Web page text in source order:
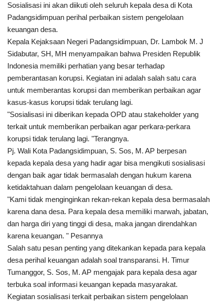
Language
English INDONESIA
Sosialisasi ini akan diikuti oleh seluruh kepala desa di Kota
Padangsidimpuan perihal perbaikan sistem pengelolaan
keuangan desa.
Kepala Kejaksaan Negeri Padangsidimpuan, Dr. Lambok M. J
Sidabutar, SH, MH menyampaikan bahwa Presiden Republik
Indonesia memiliki perhatian yang besar terhadap
pemberantasan korupsi. Kegiatan ini adalah salah satu cara
untuk memberantas korupsi dan memberikan perbaikan agar
kasus-kasus korupsi tidak terulang lagi.
"Sosialisasi ini diberikan kepada OPD atau stakeholder yang
terkait untuk memberikan perbaikan agar perkara-perkara
korupsi tidak terulang lagi. "Terangnya.
Pj. Wali Kota Padangsidimpuan, S. Sos, M. AP berpesan
kepada kepala desa yang hadir agar bisa mengikuti sosialisasi
dengan baik agar tidak bermasalah dengan hukum karena
ketidaktahuan dalam pengelolaan keuangan di desa.
"Kami tidak menginginkan rekan-rekan kepala desa bermasalah
karena dana desa. Para kepala desa memiliki marwah, jabatan,
dan harga diri yang tinggi di desa, maka jangan direndahkan
karena keuangan. " Pesannya
Salah satu pesan penting yang ditekankan kepada para kepala
desa perihal keuangan adalah soal transparansi. H. Timur
Tumanggor, S. Sos, M. AP mengajak para kepala desa agar
terbuka soal informasi keuangan kepada masyarakat.
Kegiatan sosialisasi terkait perbaikan sistem pengelolaan